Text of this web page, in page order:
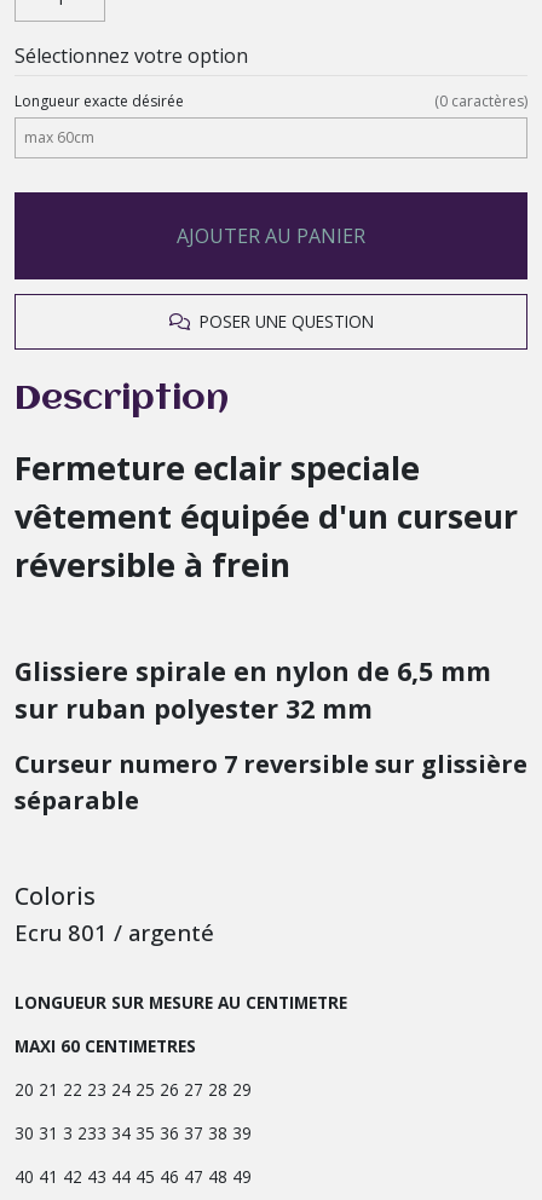
Sélectionnez votre option
Longueur exacte désirée (0 caractères)
AJOUTER AU PANIER
POSER UNE QUESTION
Description
Fermeture eclair speciale
vêtement équipée d'un curseur
réversible à frein
Glissiere spirale en nylon de 6,5 mm
sur ruban polyester 32 mm
Curseur numero 7 reversible sur glissière
séparable
Coloris
Ecru 801 / argenté
LONGUEUR SUR MESURE AU CENTIMETRE
MAXI 60 CENTIMETRES
20 21 22 23 24 25 26 27 28 29
30 31 3 233 34 35 36 37 38 39
40 41 42 43 44 45 46 47 48 49